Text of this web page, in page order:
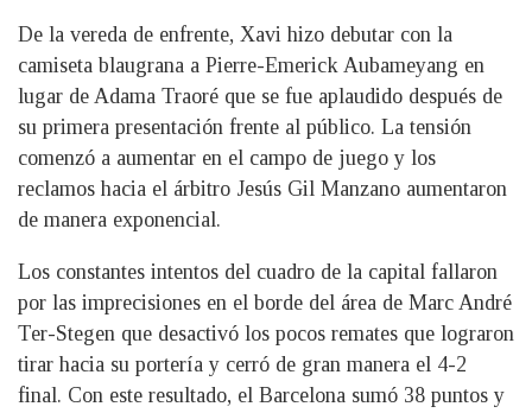
De la vereda de enfrente, Xavi hizo debutar con la
camiseta blaugrana a Pierre-Emerick Aubameyang en
lugar de Adama Traoré que se fue aplaudido después de
su primera presentación frente al público. La tensión
comenzó a aumentar en el campo de juego y los
reclamos hacia el árbitro Jesús Gil Manzano aumentaron
de manera exponencial.
Los constantes intentos del cuadro de la capital fallaron
por las imprecisiones en el borde del área de Marc André
Ter-Stegen que desactivó los pocos remates que lograron
tirar hacia su portería y cerró de gran manera el 4-2
final. Con este resultado, el Barcelona sumó 38 puntos y